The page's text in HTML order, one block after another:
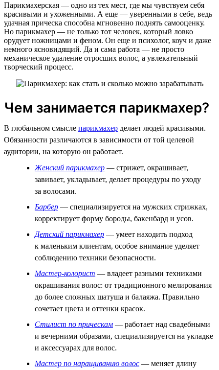
Парикмахерская — одно из тех мест, где мы чувствуем себя
красивыми и ухоженными. А еще — уверенными в себе, ведь
удачная прическа способна мгновенно поднять самооценку.
Но парикмахер — не только тот человек, который ловко
орудует ножницами и феном. Он еще и психолог, коуч и даже
немного ясновидящий. Да и сама работа — не просто
механическое удаление отросших волос, а увлекательный
творческий процесс.
Чем занимается парикмахер?
В глобальном смысле парикмахер делает людей красивыми.
Обязанности различаются в зависимости от той целевой
аудитории, на которую он работает.
Женский парикмахер — стрижет, окрашивает,
завивает, укладывает, делает процедуры по уходу
за волосами.
Барбер — специализируется на мужских стрижках,
корректирует форму бороды, бакенбард и усов.
Детский парикмахер — умеет находить подход
к маленьким клиентам, особое внимание уделяет
соблюдению техники безопасности.
Мастер-колорист — владеет разными техниками
окрашивания волос: от традиционного мелирования
до более сложных шатуша и балаяжа. Правильно
сочетает цвета и оттенки красок.
Стилист по прическам — работает над свадебными
и вечерними образами, специализируется на укладке
и аксессуарах для волос.
Мастер по наращиванию волос — меняет длину